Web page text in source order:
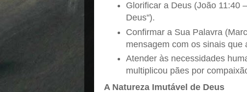
Glorificar a Deus (João 11:40
Deus").
Confirmar a Sua Palavra
mensagem com os sinais que
Atender às necessidades
multiplicou pães por
A Natureza Imutável de Deus